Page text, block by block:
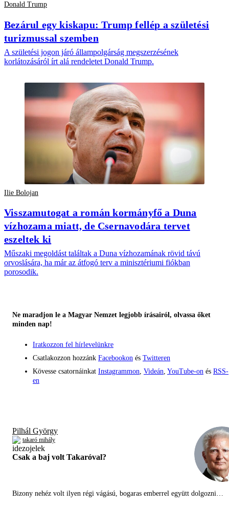
Donald Trump
Bezárul egy kiskapu: Trump fellép a születési
turizmussal szemben
A születési jogon járó állampolgárság megszerzésének
korlátozásáról írt alá rendeletet Donald Trump.
Ilie Bolojan
Visszamutogat a román kormányfő a Duna
vízhozama miatt, de Csernavodára tervet
eszeltek ki
Műszaki megoldást találtak a Duna vízhozamának rövid távú
orvoslására, ha már az átfogó terv a minisztériumi fiókban
porosodik.
Ne maradjon le a Magyar Nemzet legjobb írásairól, olvassa őket
minden nap!
Iratkozzon fel hírlevelünkre
Csatlakozzon hozzánk Facebookon és Twitteren
Kövesse csatornáinkat Instagrammon, Videán, YouTube-on és RSS-
en
Pilhál György
takaró mihály
Csak a baj volt Takaróval?
Bizony nehéz volt ilyen régi vágású, bogaras emberrel együtt dolgozni…